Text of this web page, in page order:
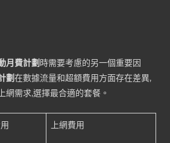
月費計劃 時需要考慮的另一個重要因
劃在數據流量和超額費用方面存在差異,
網需求,選擇最合適的套餐。
上網費用